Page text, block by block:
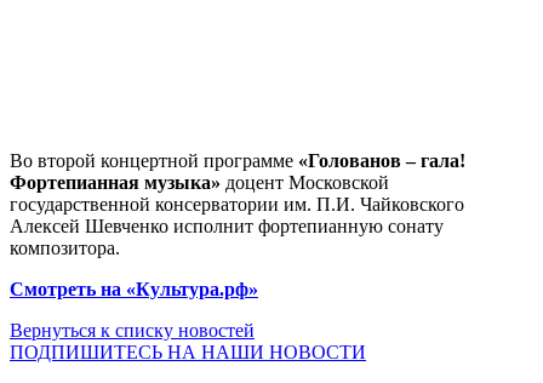
Во второй концертной программе «Голованов – гала!
Фортепианная музыка» доцент Московской
государственной консерватории им. П.И. Чайковского
Алексей Шевченко исполнит фортепианную сонату
композитора.
Смотреть на «Культура.рф»
Вернуться к списку новостей
ПОДПИШИТЕСЬ НА НАШИ НОВОСТИ